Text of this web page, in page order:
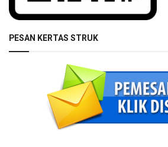
PESAN KERTAS STRUK